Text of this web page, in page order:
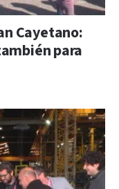
Cayetano:
para